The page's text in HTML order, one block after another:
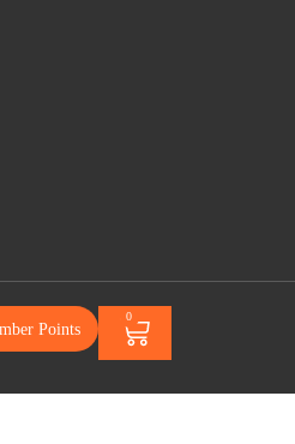
Points 0